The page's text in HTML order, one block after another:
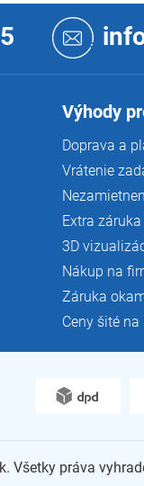
Výhody
Doprava a
Vrátenie
Extra
3D
Nákup na
Záruka
Ceny šité na
. Všetky práva